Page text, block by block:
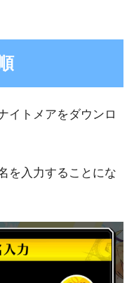
イトメアをダウンロ
を入力することにな